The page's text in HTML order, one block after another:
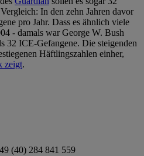
In den zehn Jahren davor
pro Jahr. Dass es ähnlich viele
- damals war George W. Bush
32 ICE-Gefangene. Die steigenden
Häftlingszahlen einher,
zeigt.
(40) 284 841 559